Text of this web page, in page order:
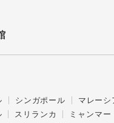
シンガポール マレーシ
スリランカ ミャンマー